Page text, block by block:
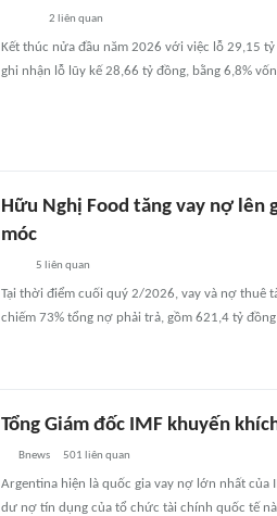
2 liên quan
Kết thúc nửa đầu năm 2026 với việc lỗ 29,15
ghi nhận lỗ lũy kế 28,66 tỷ đồng, bằng 6,8%
Hữu Nghị Food tăng vay nợ lên
móc
5 liên quan
Tại thời điểm cuối quý 2/2026, vay và nợ thuê
chiếm 73% tổng nợ phải trả, gồm 621,4 tỷ
Tổng Giám đốc IMF khuyến
Bnews 501 liên quan
Argentina hiện là quốc gia vay nợ lớn nhất
dư nợ tín dụng của tổ chức tài chính quốc tế